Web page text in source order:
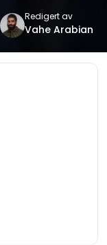
Redigert av
Vahe Arabian